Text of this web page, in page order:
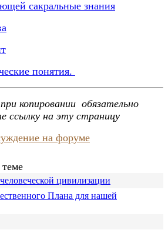
сакральные знания
понятия.
копировании обязательно
ссылку на эту страницу
на форуме
цивилизации
Плана для нашей